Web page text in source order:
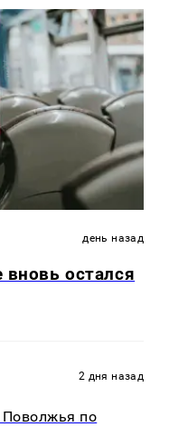
день назад
остался
2 дня назад
по